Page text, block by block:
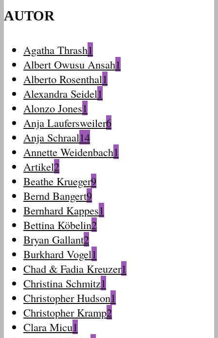
AUTOR
Agatha Thrash1
Albert Owusu Ansah1
Alberto Rosenthal1
Alexandra Seidel1
Alonzo Jones1
Anja Laufersweiler6
Anja Schraal14
Annette Weidenbach1
Artikel2
Beathe Krueger9
Bernd Bangert9
Bernhard Kappes1
Bettina Köbelin2
Bryan Gallant2
Burkhard Vogel1
Chad & Fadia Kreuzer1
Christina Schmitz1
Christopher Hudson1
Christopher Kramp2
Clara Micu1